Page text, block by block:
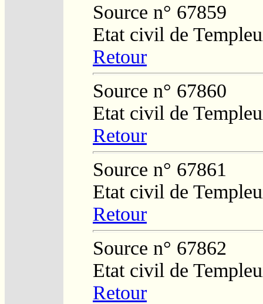
Source n° 67859
Etat civil de
Retour
Source n° 67860
Etat civil de
Retour
Source n° 67861
Etat civil de
Retour
Source n° 67862
Etat civil de
Retour